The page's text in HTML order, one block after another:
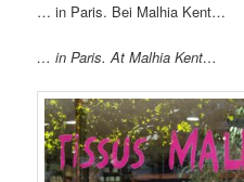
… in Paris. Bei Malhia Kent…
… in Paris. At Malhia Kent…